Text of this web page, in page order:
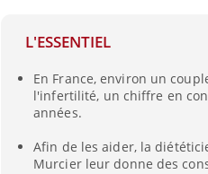
L'ESSENTIEL
En France, environ un
l'infertilité, un chiffre en
années.
Afin de les aider, la
Murcier leur donne des
Cytomégalovirus : ce qui
change dans la prise en
charge des femmes
La sieste empêche-t-elle